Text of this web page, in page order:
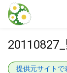
本文に飛ぶ
提供元サイトで